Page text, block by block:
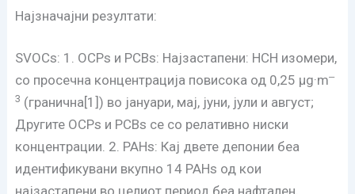
Најзначајни резултати:
SVOCs: 1. OCPs и PCBs: Најзастапени: HCH изомери,
со просечна концентрација повисока од 0,25 μg·m‒
3 (гранична[1]) во јануари, мај, јуни, јули и август;
Другите OCPs и PCBs се со релативно ниски
концентрации. 2. PAHs: Кај двете депонии беа
идентификувани вкупно 14 PAHs од кои
најзастапени во целиот период беа нафтален,